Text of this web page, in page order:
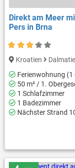
Direkt am Meer
Pers in Brna
Kroatien
Ferienwohnung (1
50 m² / 1.
1 Schlafzimmer
1 Badezimmer
Nächster Strand